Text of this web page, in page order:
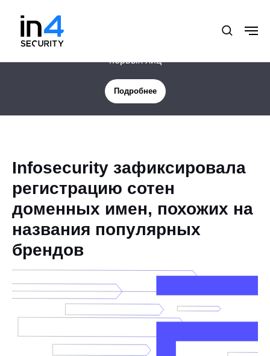
Новая услуга: Цифровая защита менеджмента и
первых лиц
Подробнее
Infosecurity зафиксировала
регистрацию сотен
доменных имен, похожих на
названия популярных
брендов